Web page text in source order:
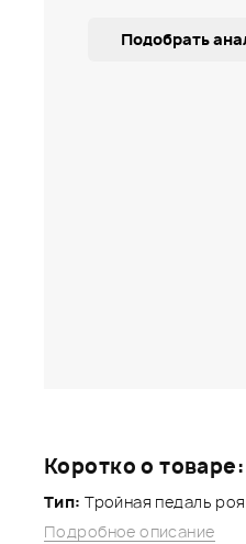
Коротко о товаре:
Тип: Тройная педаль
Подробное описание
Подобрать